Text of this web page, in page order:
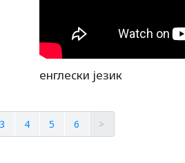
енглески језик
3 4 5 6 >